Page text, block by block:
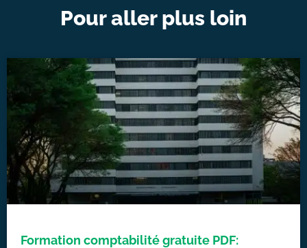
Pour aller plus loin
Formation comptabilité gratuite PDF: